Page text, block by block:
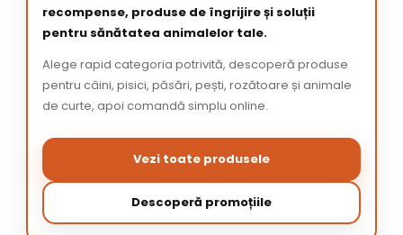
recompense, produse de îngrijire și soluții
pentru sănătatea animalelor tale.
Alege rapid categoria potrivită, descoperă produse
pentru câini, pisici, păsări, pești, rozătoare și animale
de curte, apoi comandă simplu online.
Vezi toate produsele
Descoperă promoțiile